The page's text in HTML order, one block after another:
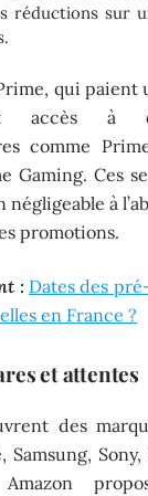
réductions sur
qui paient
accès à
comme
Gaming. Ces
négligeable à
promotions.
: Dates des
en France ?
et attentes
des
Samsung,